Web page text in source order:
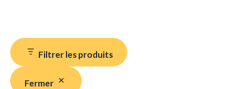
Filtrer les produits
Fermer